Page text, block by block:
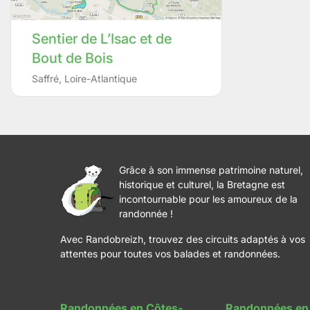
Sentier de L’Isac et de
Bout de Bois
Saffré Loire-Atlantique
Grâce à son immense patrimoine naturel,
historique et culturel, la Bretagne est
incontournable pour les amoureux de la
randonnée !
Avec Randobreizh, trouvez des circuits adaptés à vos
attentes pour toutes vos balades et randonnées.